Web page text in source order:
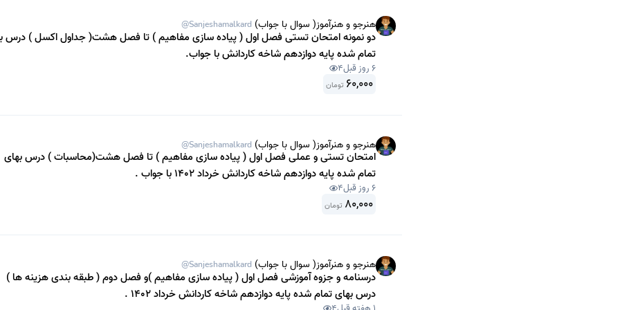
هنرجو و هنرآموز( سوال با جواب) @Sanjeshamalkard
دو نمونه امتحان تستی فصل اول ( پیاده سازی مفاهیم ) تا فصل هشت( جداول اکسل ) درس
تمام شده پایه دوازدهم شاخه کاردانش با جواب.
6 روز قبل 4
60,000 تومان
هنرجو و هنرآموز( سوال با جواب) @Sanjeshamalkard
امتحان تستی و عملی فصل اول ( پیاده سازی مفاهیم ) تا فصل هشت(محاسبات ) درس بهای
تمام شده پایه دوازدهم شاخه کاردانش خرداد 1402 با جواب .
6 روز قبل 4
80,000 تومان
هنرجو و هنرآموز( سوال با جواب) @Sanjeshamalkard
درسنامه و جزوه آموزشی فصل اول ( پیاده سازی مفاهیم )و فصل دوم ( طبقه بندی هزینه ها )
درس بهای تمام شده پایه دوازدهم شاخه کاردانش خرداد 1402 .